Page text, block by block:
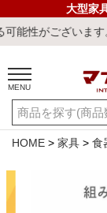
大型家
。ご迷惑をおか
MENU
ご利用ガイド
店舗一覧
HOME 家具 食